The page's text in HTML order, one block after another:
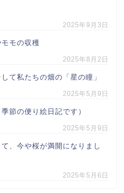
2025年9月3日
モの収穫
2025年8月2日
て私たちの畑の「星の瞳」
2025年5月9日
節の便り絵日記です）
2025年5月9日
、今や桜が満開になりまし
2025年5月6日